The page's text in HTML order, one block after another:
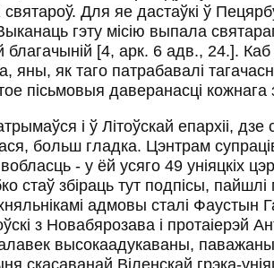
святароў. Для яе дастаўкі ў
гэту місію выпала
благачыній [4, арк. 6 адв., 24.]. Каб
яны, як таго патрабавалі
пісьмовыя даверанасці кожнага
і ў Літоўскай епархіі, дзе
больш гладка. Цэнтрам
- у ёй усяго 49 уніяцкіх
стаў збіраць тут подпісы,
адмовы сталі Фаустын
з Новабярозава і протаіерэй
высокаадукаваны,